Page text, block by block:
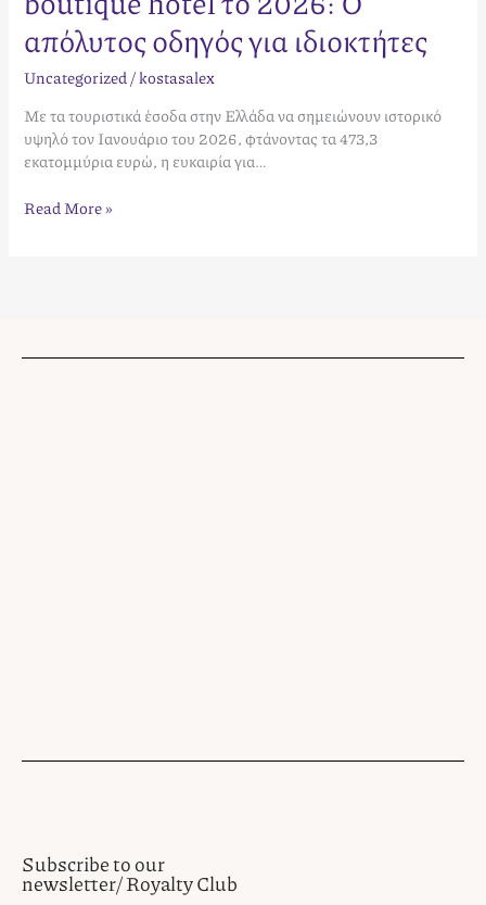
απόλυτος οδηγός για ιδιοκτήτες
Uncategorized/kostasalex
Με τα τουριστικά έσοδα στην Ελλάδα να σημειώνουν ιστορικό
υψηλό τον Ιανουάριο του 2026, φτάνοντας τα 473,3
εκατομμύρια ευρώ, η ευκαιρία για…
Read More »
Subscribe to our
newsletter/ Royalty Club